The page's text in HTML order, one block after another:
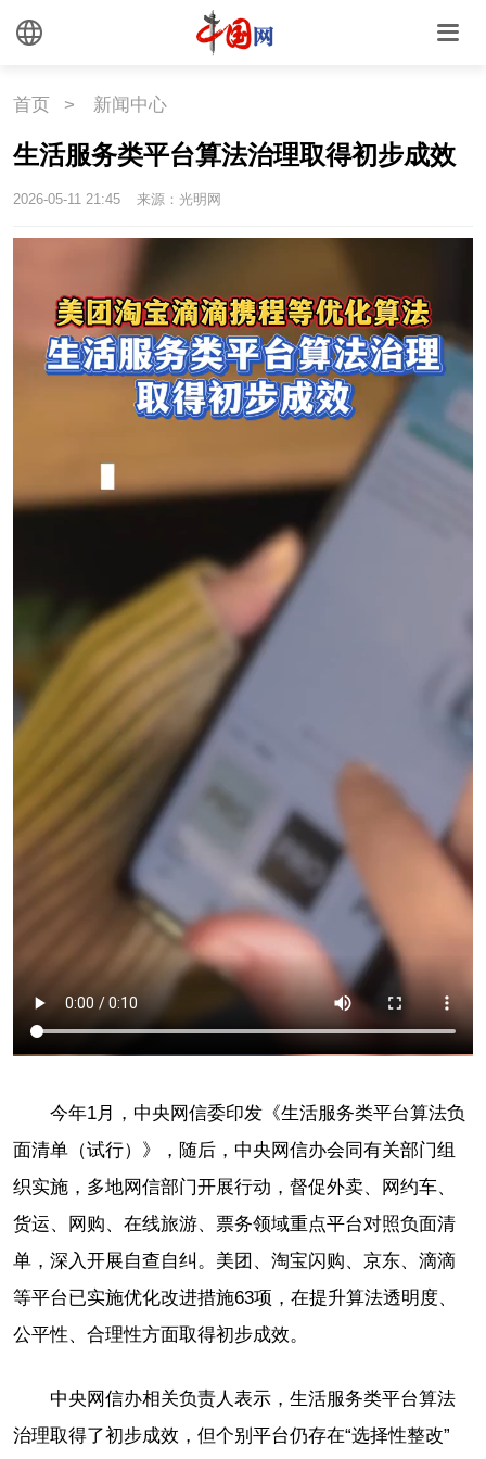
首页 > 新闻中心
生活服务类平台算法治理取得初步成效
2026-05-11 21:45 来源：光明网
今年1月，中央网信委印发《生活服务类平台算法负
面清单（试行）》，随后，中央网信办会同有关部门组
织实施，多地网信部门开展行动，督促外卖、网约车、
货运、网购、在线旅游、票务领域重点平台对照负面清
单，深入开展自查自纠。美团、淘宝闪购、京东、滴滴
等平台已实施优化改进措施63项，在提升算法透明度、
公平性、合理性方面取得初步成效。
中央网信办相关负责人表示，生活服务类平台算法
治理取得了初步成效，但个别平台仍存在“选择性整改”